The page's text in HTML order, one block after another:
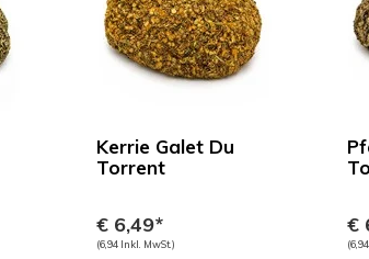
Kerrie Galet Du
Torrent
€ 6,49*
(6,94 Inkl. MwSt.)
€